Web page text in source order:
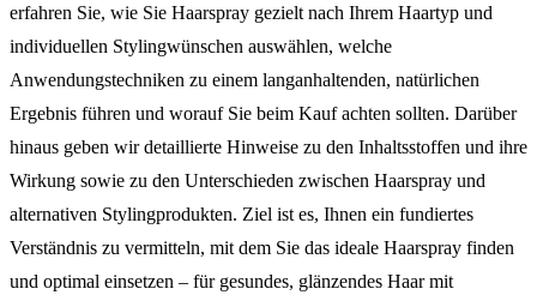
erfahren Sie, wie Sie Haarspray gezielt nach Ihrem Haartyp und
individuellen Stylingwünschen auswählen, welche
Anwendungstechniken zu einem langanhaltenden, natürlichen
Ergebnis führen und worauf Sie beim Kauf achten sollten. Darüber
hinaus geben wir detaillierte Hinweise zu den Inhaltsstoffen und ihre
Wirkung sowie zu den Unterschieden zwischen Haarspray und
alternativen Stylingprodukten. Ziel ist es, Ihnen ein fundiertes
Verständnis zu vermitteln, mit dem Sie das ideale Haarspray finden
und optimal einsetzen – für gesundes, glänzendes Haar mit